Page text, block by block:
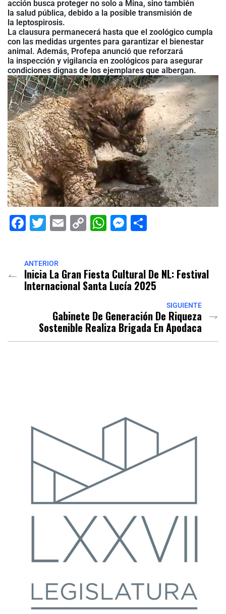
acción busca proteger no solo a Mina, sino también
la salud pública, debido a la posible transmisión de
la leptospirosis.
La clausura permanecerá hasta que el zoológico cumpla
con las medidas urgentes para garantizar el bienestar
animal. Además, Profepa anunció que reforzará
la inspección y vigilancia en zoológicos para asegurar
condiciones dignas de los ejemplares que albergan.
Facebook
Twitter
EmailCopyWhatsApp
Messenger
ANTERIOR
Inicia La Gran Fiesta Cultural De NL: Festival
Internacional Santa Lucía 2025
SIGUIENTE
Gabinete De Generación De Riqueza
Sostenible Realiza Brigada En Apodaca